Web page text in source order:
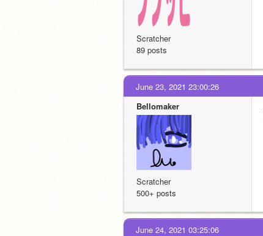
Scratcher
89 posts
June 23, 2021 23:00:26
Bellomaker
Scratcher
500+ posts
June 24, 2021 03:25:06